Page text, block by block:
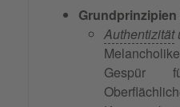
Authentizität
Gespür